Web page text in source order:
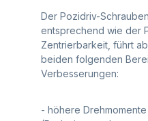
Der Pozidriv-
entsprechend wie der
Zentrierbarkeit, führt
beiden folgenden
Verbesserungen:
- höhere